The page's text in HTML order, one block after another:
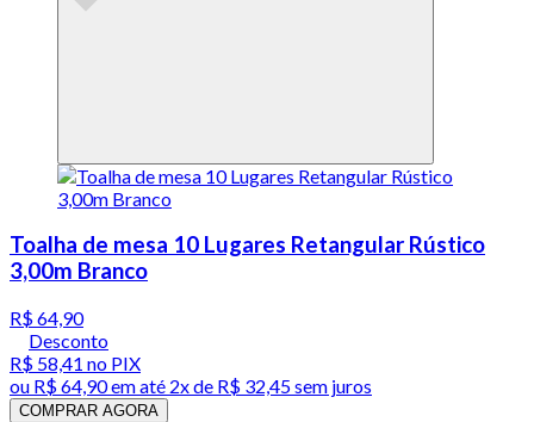
Toalha de mesa 10 Lugares Retangular Rústico
3,00m Branco
R$ 64,90
Desconto
R$ 58,41 no PIX
ou R$ 64,90em até 2x de R$ 32,45 sem juros
COMPRAR AGORA